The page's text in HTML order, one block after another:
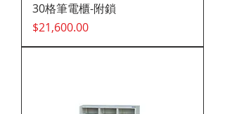
30格筆電櫃-附鎖
價格
$21,600.00